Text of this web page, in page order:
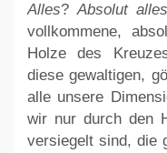
Alles?Absolut alles
vollkommene,
Holze des
diese gewaltigen,
alle unsere
wir nur durch den
versiegelt sind, die